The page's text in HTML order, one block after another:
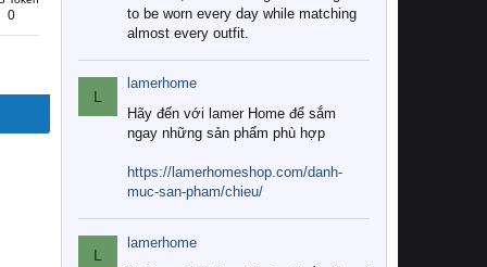
0
to be worn every day while matching
almost every outfit.
L
lamerhome
Hãy đến với lamer Home để sắm
ngay những sản phẩm phù hợp
https://lamerhomeshop.com/danh-
muc-san-pham/chieu/
L
lamerhome